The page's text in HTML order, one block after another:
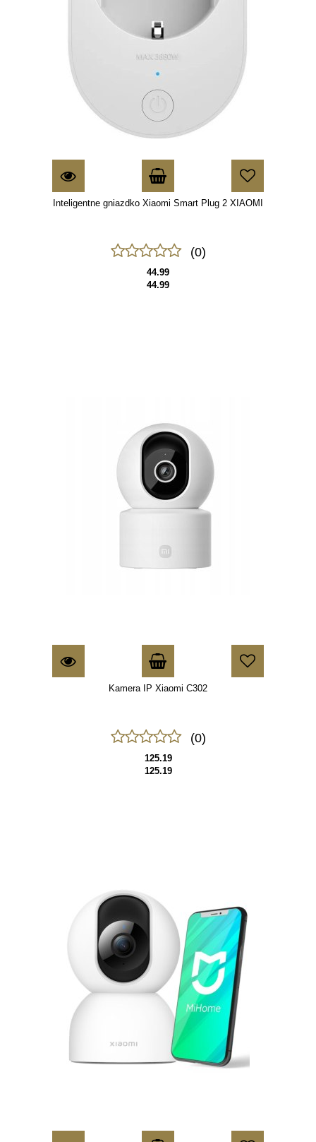
Inteligentne gniazdko Xiaomi Smart Plug 2 XIAOMI
(0)
44.99
44.99
Kamera IP Xiaomi C302
(0)
125.19
125.19